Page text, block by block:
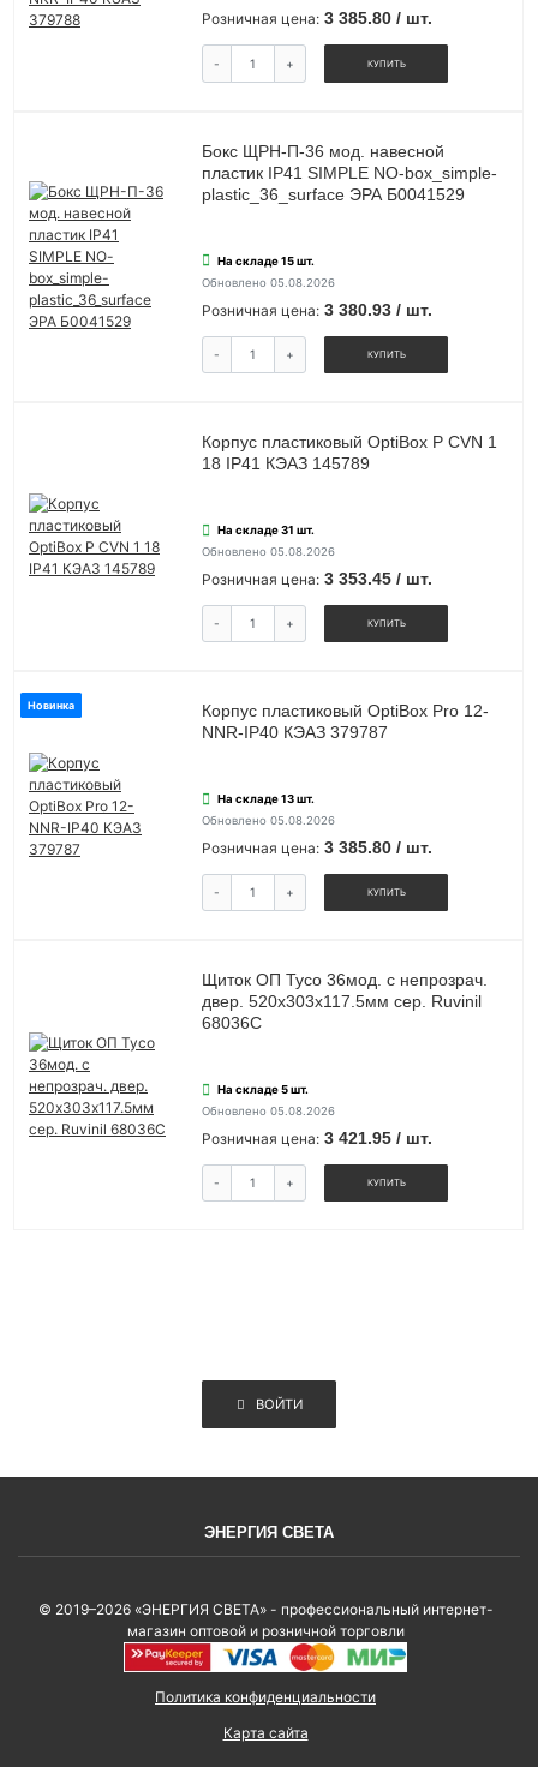
Розничная цена: 3 385.80 / шт.
- + КУПИТЬ
Бокс ЩРН-П-36 мод. навесной
пластик IP41 SIMPLE NO-box_simple-
plastic_36_surface ЭРА Б0041529
На складе 15 шт.
Обновлено 05.08.2026
Розничная цена: 3 380.93 / шт.
- + КУПИТЬ
Корпус пластиковый OptiBox P CVN 1
18 IP41 КЭАЗ 145789
На складе 31 шт.
Обновлено 05.08.2026
Розничная цена: 3 353.45 / шт.
- + КУПИТЬ
Новинка
Корпус пластиковый OptiBox Pro 12-
NNR-IP40 КЭАЗ 379787
На складе 13 шт.
Обновлено 05.08.2026
Розничная цена: 3 385.80 / шт.
- + КУПИТЬ
Щиток ОП Тусо 36мод. с непрозрач.
двер. 520х303х117.5мм сер. Ruvinil
68036С
На складе 5 шт.
Обновлено 05.08.2026
Розничная цена: 3 421.95 / шт.
- + КУПИТЬ
ВОЙТИ
ЭНЕРГИЯ СВЕТА
© 2019–2026 «ЭНЕРГИЯ СВЕТА» - профессиональный интернет-
магазин оптовой и розничной торговли
Политика конфиденциальности
Карта сайта